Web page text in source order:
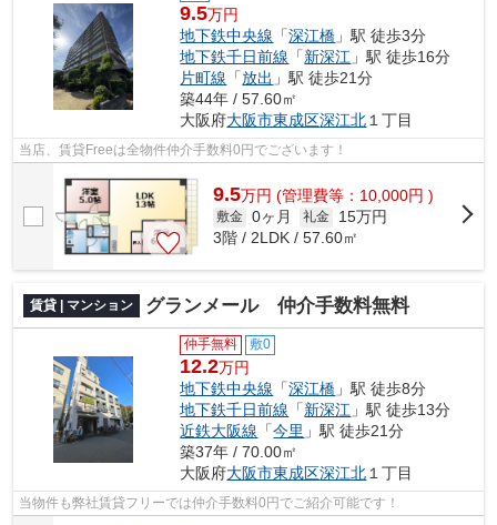
9.5万円
地下鉄中央線 「深江橋 」駅 徒歩3分
地下鉄千日前線 「新深江 」駅 徒歩16分
片町線 「放出 」駅 徒歩21分
築44年 / 57.60㎡
大阪府大阪市東成区深江北 １丁目
当店、賃貸Freeは全物件仲介手数料0円でございます！
9.5万円 (管理費等：10,000円 )
敷金 0ヶ月 礼金
15万円
3階 / 2LDK / 57.60㎡
賃貸 | マンション グランメール 仲介手数料無料
仲手無料 敷0
12.2万円
地下鉄中央線 「深江橋 」駅 徒歩8分
地下鉄千日前線 「新深江 」駅 徒歩13分
近鉄大阪線 「今里 」駅 徒歩21分
築37年 / 70.00㎡
大阪府大阪市東成区深江北 １丁目
当物件も弊社賃貸フリーでは仲介手数料0円でご紹介可能です！